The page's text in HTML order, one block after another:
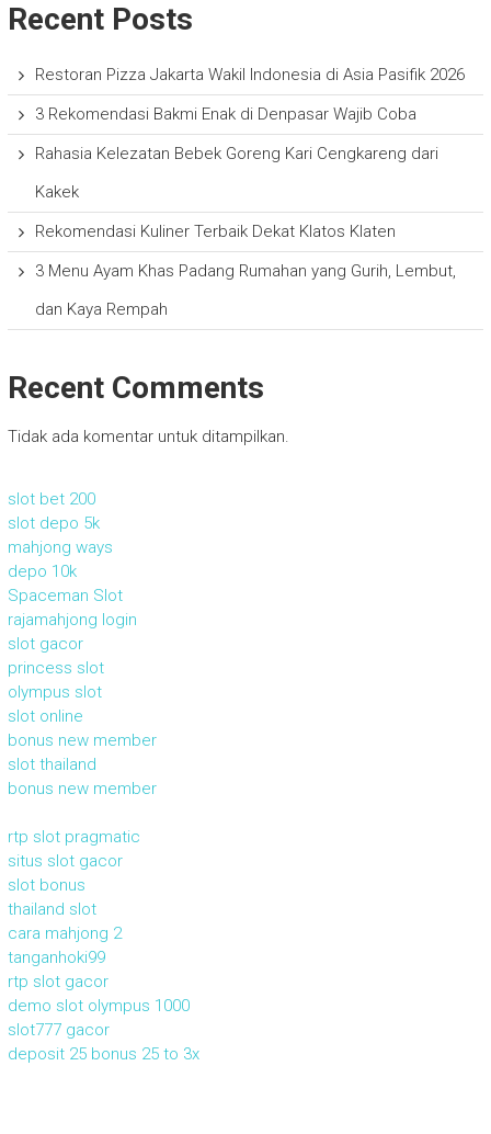
Recent Posts
Restoran Pizza Jakarta Wakil Indonesia di Asia Pasifik 2026
3 Rekomendasi Bakmi Enak di Denpasar Wajib Coba
Rahasia Kelezatan Bebek Goreng Kari Cengkareng dari
Kakek
Rekomendasi Kuliner Terbaik Dekat Klatos Klaten
3 Menu Ayam Khas Padang Rumahan yang Gurih, Lembut,
dan Kaya Rempah
Recent Comments
Tidak ada komentar untuk ditampilkan.
slot bet 200
slot depo 5k
mahjong ways
depo 10k
Spaceman Slot
rajamahjong login
slot gacor
princess slot
olympus slot
slot online
bonus new member
slot thailand
bonus new member
rtp slot pragmatic
situs slot gacor
slot bonus
thailand slot
cara mahjong 2
tanganhoki99
rtp slot gacor
demo slot olympus 1000
slot777 gacor
deposit 25 bonus 25 to 3x